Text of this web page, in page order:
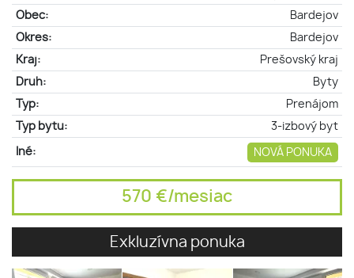
Obec:
Bardejov
Okres:
Bardejov
Kraj:
Prešovský kraj
Druh:
Byty
Typ:
Prenájom
Typ bytu:
3-izbový byt
Iné: NOVÁ PONUKA
570 €/mesiac
Exkluzívna ponuka